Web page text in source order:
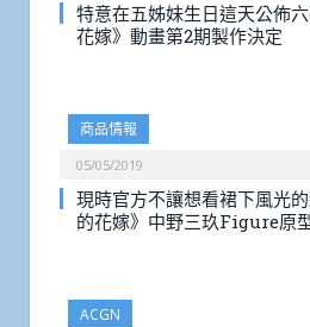
特意在五姊妹生日這天公佈
花嫁》動畫第2期製作決定
商品情報
05/05/2019
現時官方不讓想看裙下風光
的花嫁》中野三玖Figure原
ACGN